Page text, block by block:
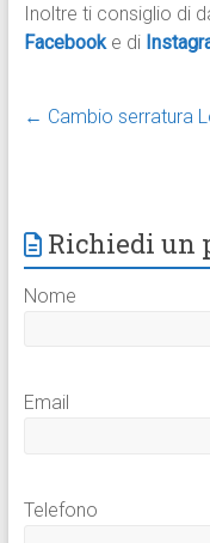
Inoltre ti consiglio di
Facebook e di
← Cambio serratura
Richiedi un
Nome
Email
Telefono